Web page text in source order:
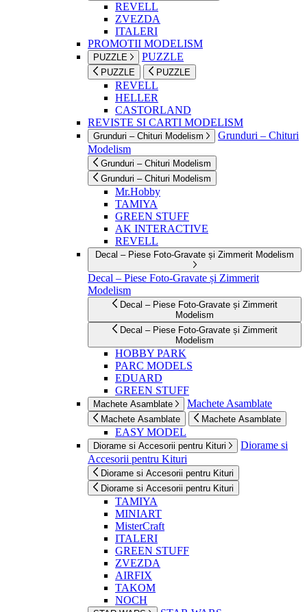
REVELL
ZVEZDA
ITALERI
PROMOTII MODELISM
PUZZLE PUZZLE
PUZZLE PUZZLE
REVELL
HELLER
CASTORLAND
REVISTE SI CARTI MODELISM
Grunduri – Chituri Modelism
Grunduri – Chituri
Modelism
Grunduri – Chituri Modelism
Grunduri – Chituri Modelism
Mr.Hobby
TAMIYA
GREEN STUFF
AK INTERACTIVE
REVELL
Decal – Piese Foto-Gravate și Zimmerit Modelism
Decal – Piese Foto-Gravate și Zimmerit
Modelism
Decal – Piese Foto-Gravate și Zimmerit
Modelism
Decal – Piese Foto-Gravate și Zimmerit
Modelism
HOBBY PARK
PARC MODELS
EDUARD
GREEN STUFF
Machete Asamblate Machete Asamblate
Machete Asamblate Machete Asamblate
EASY MODEL
Diorame si Accesorii pentru Kituri
Diorame si
Accesorii pentru Kituri
Diorame si Accesorii pentru Kituri
Diorame si Accesorii pentru Kituri
TAMIYA
MINIART
MisterCraft
ITALERI
GREEN STUFF
ZVEZDA
AIRFIX
TAKOM
NOCH